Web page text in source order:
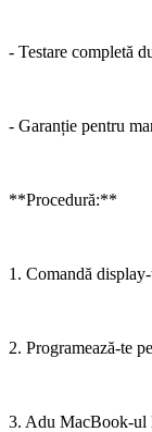
- Testare completă
- Garanție pentru
**Procedură:**
1. Comandă
2. Programează-te
3. Adu MacBook-ul